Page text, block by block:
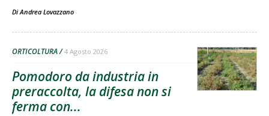
DiAndrea Lovazzano
ORTICOLTURA 4 Agosto 2026
Pomodoro da industria in
preraccolta, la difesa non si
ferma con...